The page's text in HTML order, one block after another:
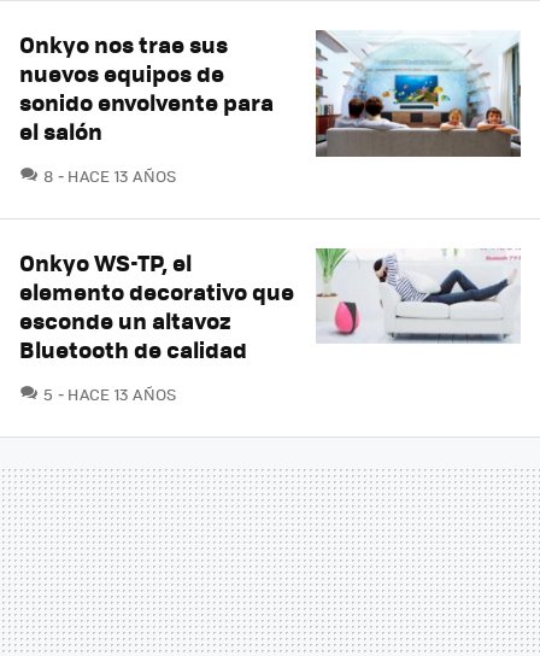
Onkyo nos trae sus
nuevos equipos de
sonido envolvente para
el salón
8 COMENTARIOS
HACE 13 AÑOS
Onkyo WS-TP, el
elemento decorativo que
esconde un altavoz
Bluetooth de calidad
5 COMENTARIOS
HACE 13 AÑOS